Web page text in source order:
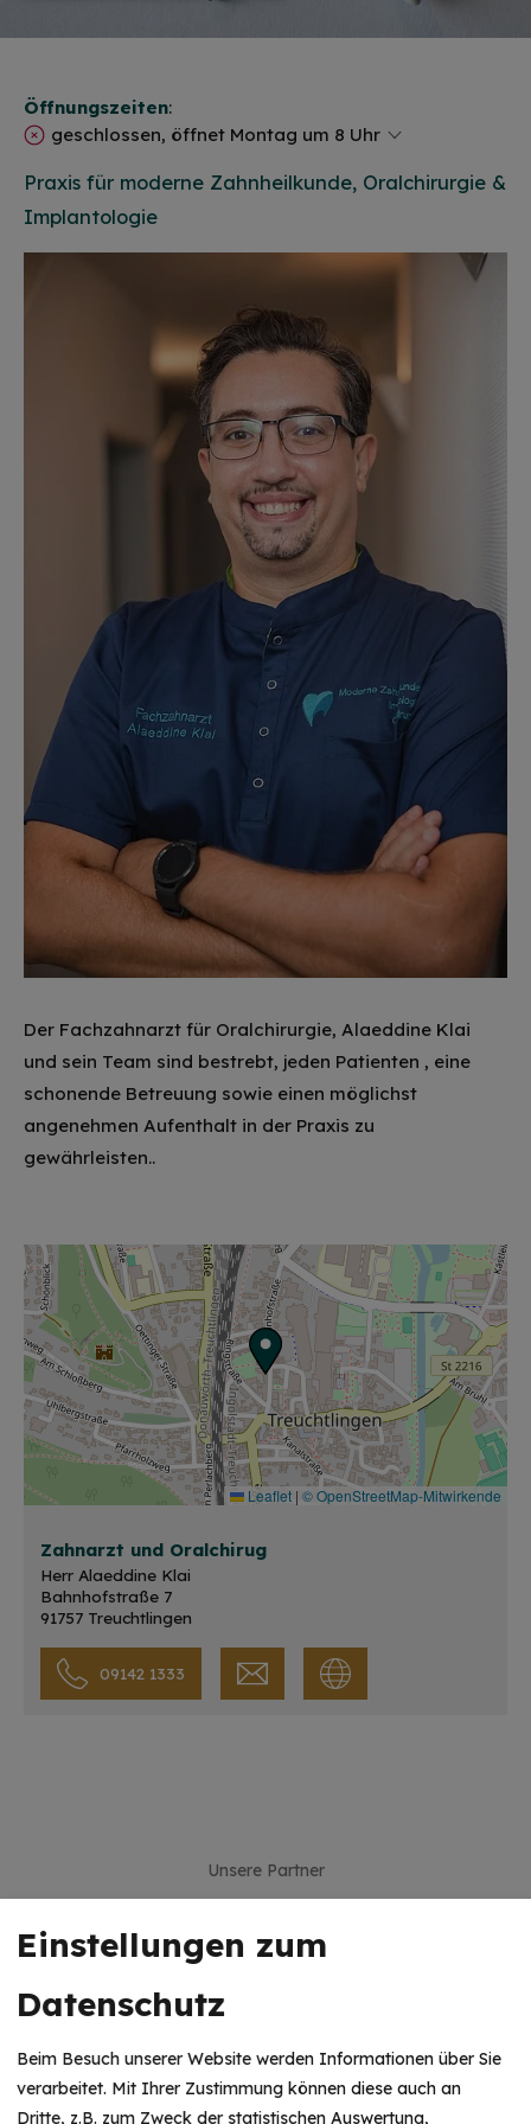
Öffnungszeiten:
geschlossen, öffnet Montag um 8 Uhr
Praxis für moderne Zahnheilkunde, Oralchirurgie &
Implantologie
Der Fachzahnarzt für Oralchirurgie, Alaeddine Klai
und sein Team sind bestrebt, jeden Patienten , eine
schonende Betreuung sowie einen möglichst
angenehmen Aufenthalt in der Praxis zu
gewährleisten..
Leaflet | © OpenStreetMap-Mitwirkende
Zahnarzt und Oralchirug
Herr Alaeddine Klai
Bahnhofstraße 7
91757 Treuchtlingen
09142 1333
Unsere Partner
Einstellungen zum
Datenschutz
Beim Besuch unserer Website werden Informationen über Sie
verarbeitet. Mit Ihrer Zustimmung können diese auch an
Dritte, z.B. zum Zweck der statistischen Auswertung,